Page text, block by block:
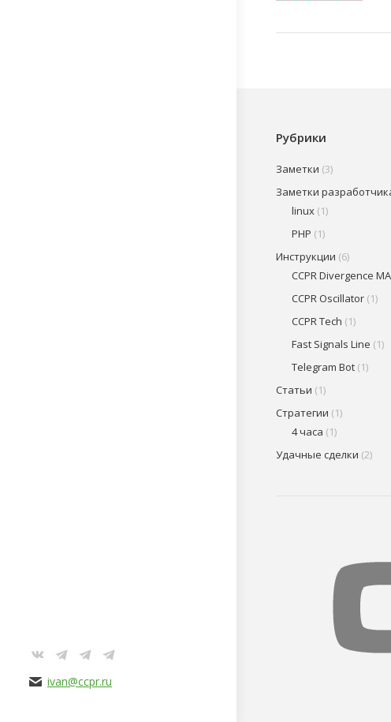
page
Telegram
page
Telegram
page
Telegram
page
ivan@ccpr.ru
Рубрики
Заметки (3)
Заметки
linux (1)
PHP (1)
Инструкции (6)
CCPR Divergence
CCPR Oscillator (1)
CCPR Tech (1)
Fast Signals Line (1)
Telegram Bot (1)
Статьи (1)
Стратегии (1)
4 часа (1)
Удачные сделки (2)